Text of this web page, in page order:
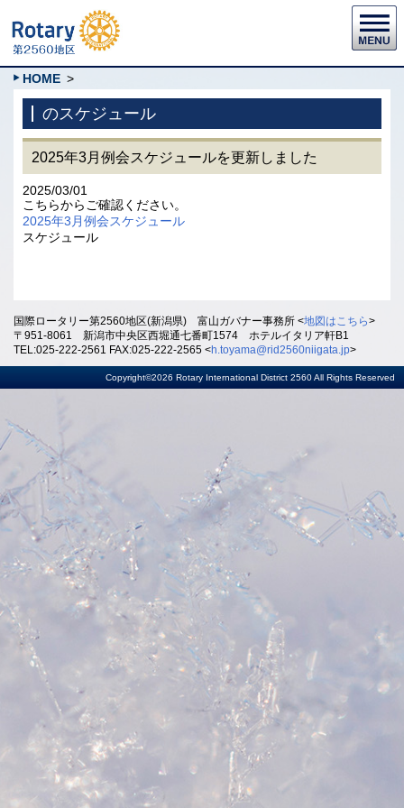
HOME >
のスケジュール
2025年3月例会スケジュールを更新しました
2025/03/01
こちらからご確認ください。
2025年3月例会スケジュール
スケジュール
国際ロータリー第2560地区(新潟県) 富山ガバナー事務所 <地図はこちら>
〒951-8061 新潟市中央区西堀通七番町1574 ホテルイタリア軒B1
TEL:025-222-2561 FAX:025-222-2565 <h.toyama@rid2560niigata.jp>
Copyright©2026 Rotary International District 2560 All Rights Reserved